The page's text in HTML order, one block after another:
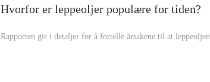
Hvorfor er leppeoljer populære for tiden?
Rapporten gir i detaljer for å fortelle årsakene til at